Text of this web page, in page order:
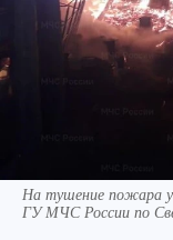
На тушение пожара
ГУ МЧС России по